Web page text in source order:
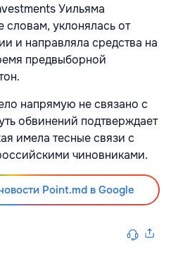
Уильяма
словам, уклонялась от
и направляла средства на
предвыборной
напрямую не связано с
обвинений подтверждает
имела тесные связи с
чиновниками.
Point.md в Google